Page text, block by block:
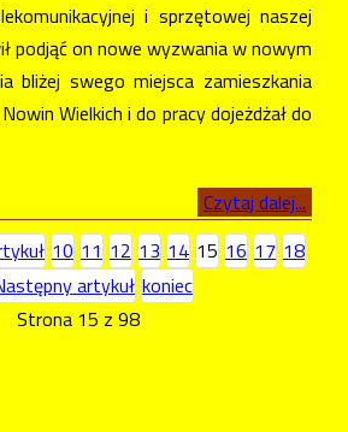
i sprzętowej naszej
podjąć on nowe wyzwania w nowym
bliżej swego miejsca zamieszkania
Wielkich i do pracy dojeżdżał do
Czytaj dalej...
10 11 12 13 14 15 16 17 18
artykuł koniec
Strona 15 z 98